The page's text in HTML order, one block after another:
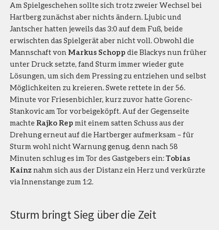
Am Spielgeschehen sollte sich trotz zweier Wechsel bei
Hartberg zunächst aber nichts ändern. Ljubic und
Jantscher hatten jeweils das 3:0 auf dem Fuß, beide
erwischten das Spielgerät aber nicht voll. Obwohl die
Mannschaft von Markus Schopp die Blackys nun früher
unter Druck setzte, fand Sturm immer wieder gute
Lösungen, um sich dem Pressing zu entziehen und selbst
Möglichkeiten zu kreieren. Swete rettete in der 56.
Minute vor Friesenbichler, kurz zuvor hatte Gorenc-
Stankovic am Tor vorbeigeköpft. Auf der Gegenseite
machte Rajko Rep mit einem satten Schuss aus der
Drehung erneut auf die Hartberger aufmerksam – für
Sturm wohl nicht Warnung genug, denn nach 58
Minuten schlug es im Tor des Gastgebers ein:Tobias
Kainz nahm sich aus der Distanz ein Herz und verkürzte
via Innenstange zum 1:2.
Sturm bringt Sieg über die Zeit